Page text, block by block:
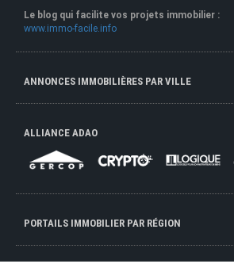
Le blog qui facilite vos projets immobilier :
www.immo-facile.info
ANNONCES IMMOBILIÈRES PAR VILLE
ALLIANCE ADAO
PORTAILS IMMOBILIER PAR RÉGION